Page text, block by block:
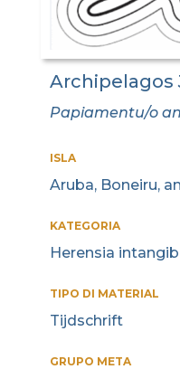
Archipelagos
Papiamentu/o
ISLA
Aruba, Boneiru,
KATEGORIA
Herensia
TIPO DI MATERIAL
Tijdschrift
GRUPO META